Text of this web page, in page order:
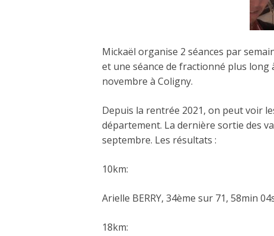
Mickaël organise 2 séances par
et une séance de fractionné plus long
novembre à Coligny.
Depuis la rentrée 2021, on peut voir
département. La dernière sortie des
septembre. Les résultats :
10km:
Arielle BERRY, 34ème sur 71, 58min
18km: